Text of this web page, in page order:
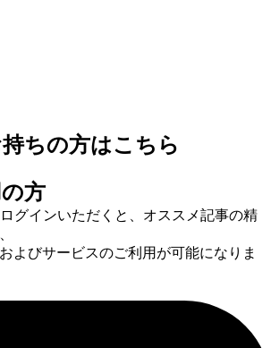
ちの方はこちら
方
グインいただくと、オススメ記事の精
よびサービスのご利用が可能になりま